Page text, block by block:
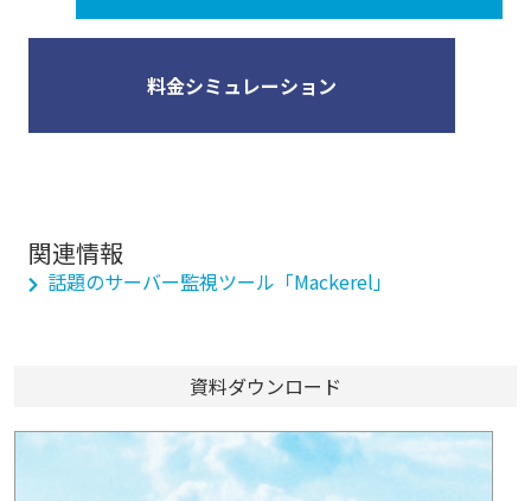
料金シミュレーション
関連情報
話題のサーバー監視ツール「Mackerel」
資料ダウンロード